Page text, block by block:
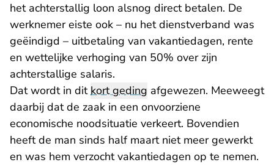
het achterstallig loon alsnog direct betalen. De
werknemer eiste ook – nu het dienstverband was
geëindigd – uitbetaling van vakantiedagen, rente
en wettelijke verhoging van 50% over zijn
achterstallige salaris.
Dat wordt in ditkort geding afgewezen. Meeweegt
daarbij dat de zaak in een onvoorziene
economische noodsituatie verkeert. Bovendien
heeft de man sinds half maart niet meer gewerkt
en was hem verzocht vakantiedagen op te nemen.